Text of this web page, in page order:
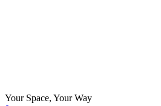
Your Space, Your Way